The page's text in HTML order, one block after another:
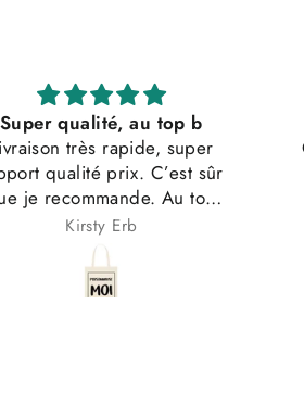
Parfait!
Convient exactement à mes
attentes!